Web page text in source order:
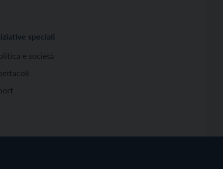
speciali
e società